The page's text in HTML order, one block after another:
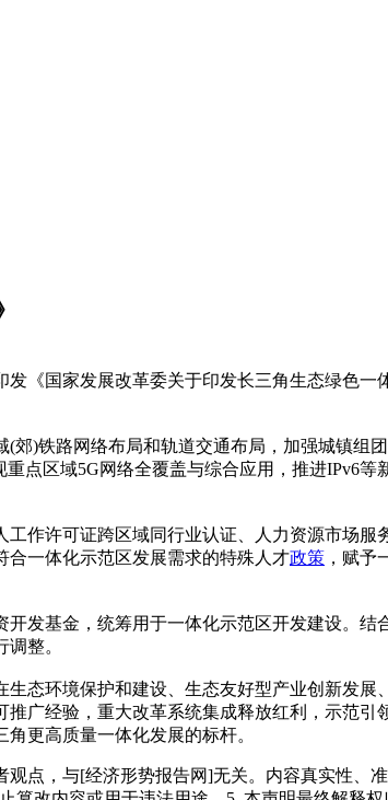
《国家发展改革委关于印发长三角生态绿色一
郊)铁路网络布局和轨道交通布局，加强城镇组
点区域5G网络全覆盖与综合应用，推进IPv6等
作许可证跨区域同行业认证、人力资源市场服
合一体化示范区发展需求的特殊人才政策 ，赋予
发基金，统筹用于一体化示范区开发建设。结
整。
态环境保护和建设、生态友好型产业创新发展
广经验，重大改革系统集成释放红利，示范引
更高质量一体化发展的标杆。
点，与[经济形势报告网]无关。内容真实性、